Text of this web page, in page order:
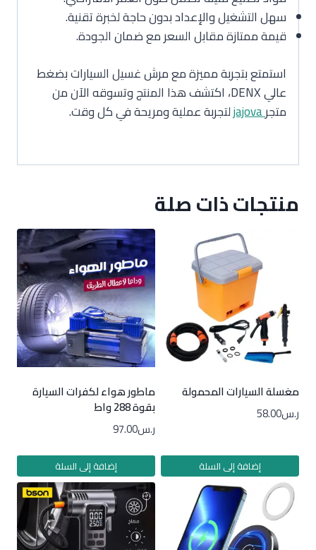
سهل التشغيل والإعداد بدون حاجة لخبرة تقنية.
قيمة ممتازة مقابل السعر مع ضمان الجودة.
استمتع بتجربة مميزة مع مرش غسيل السيارات بضغط
عالي DENX، اكتشف هذا المنتج وتسوقه الآن من
متجرjajova لتجربة عملية ومريحة في كل وقت.
منتجات ذات صلة
مغسلة السيارات المحمولة
ر.س58.00
إضافة إلى السلة
ماطور هواء لكفرات السيارة
بقوة 288 واط
ر.س97.00
إضافة إلى السلة